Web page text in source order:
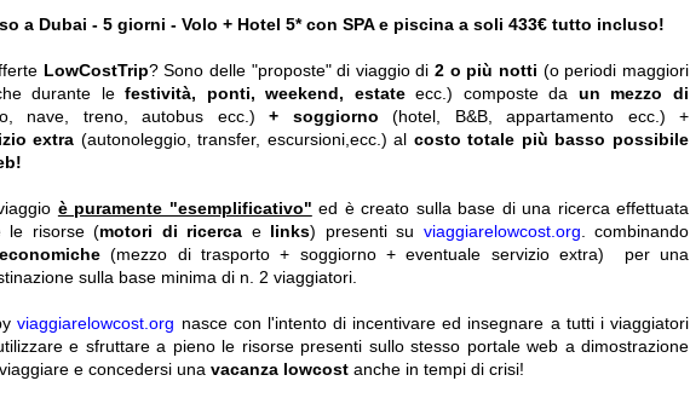
a Dubai - 5 giorni - Volo + Hotel 5* con SPA e piscina a soli 433€ tutto incluso!
LowCostTrip? Sono delle "proposte" di viaggio di2 o più notti (o periodi maggiori
durante lefestività, ponti, weekend, estateecc.) composte da un mezzo di
nave, treno, autobus ecc.) + soggiorno (hotel, B&B, appartamento ecc.) +
extra (autonoleggio, transfer, escursioni,ecc.) al costo totale più basso possibile
è puramente "esemplificativo" ed è creato sulla base di una ricerca effettuata
le risorse (motori di ricerca e links) presenti su viaggiarelowcost.org . combinando
(mezzo di trasporto + soggiorno + eventuale servizio extra)
per una
sulla base minima di n. 2 viaggiatori.
viaggiarelowcost.org nasce con l'intento di incentivare ed insegnare a tutti i viaggiatori
e sfruttare a pieno le risorse presenti sullo stesso portale web a dimostrazione
e concedersi una vacanza lowcost anche in tempi di crisi!